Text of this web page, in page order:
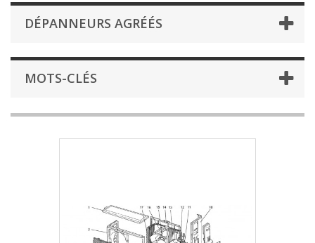
DÉPANNEURS AGRÉÉS
MOTS-CLÉS